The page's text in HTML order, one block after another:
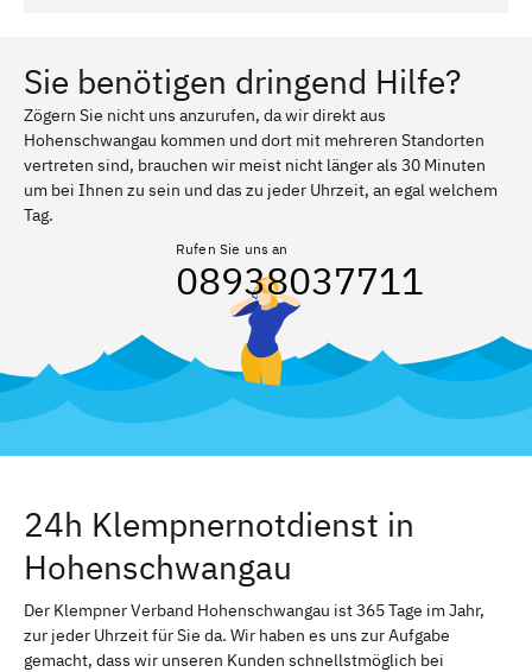
Sie benötigen dringend Hilfe?
Zögern Sie nicht uns anzurufen, da wir direkt aus
Hohenschwangau kommen und dort mit mehreren Standorten
vertreten sind, brauchen wir meist nicht länger als 30 Minuten
um bei Ihnen zu sein und das zu jeder Uhrzeit, an egal welchem
Tag.
Rufen Sie uns an
08938037711
24h Klempnernotdienst in
Hohenschwangau
Der Klempner Verband Hohenschwangau ist 365 Tage im Jahr,
zur jeder Uhrzeit für Sie da. Wir haben es uns zur Aufgabe
gemacht, dass wir unseren Kunden schnellstmöglich bei